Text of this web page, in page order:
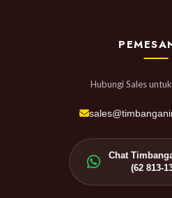
Hubungi Sales
Chat
(62 813-